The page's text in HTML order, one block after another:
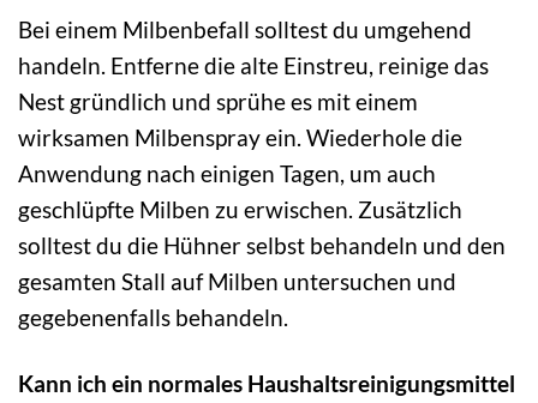
Bei einem Milbenbefall solltest du umgehend
handeln. Entferne die alte Einstreu, reinige das
Nest gründlich und sprühe es mit einem
wirksamen Milbenspray ein. Wiederhole die
Anwendung nach einigen Tagen, um auch
geschlüpfte Milben zu erwischen. Zusätzlich
solltest du die Hühner selbst behandeln und den
gesamten Stall auf Milben untersuchen und
gegebenenfalls behandeln.
Kann ich ein normales Haushaltsreinigungsmittel